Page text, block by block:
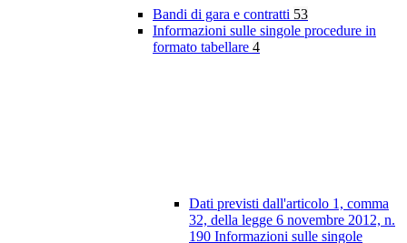
Bandi di gara e contratti 53
Informazioni sulle singole procedure in
formato tabellare 4
Dati previsti dall'articolo 1, comma
32, della legge 6 novembre 2012, n.
190 Informazioni sulle singole